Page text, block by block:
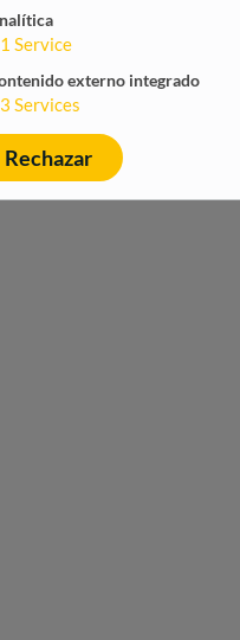
1 Service
externo integrado
3 Services
Rechazar